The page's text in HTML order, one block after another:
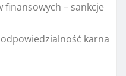
finansowych – sankcje
karna